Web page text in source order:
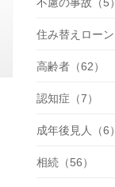
住み替えローン
高齢者（62）
認知症（7）
成年後見人（6）
相続（56）